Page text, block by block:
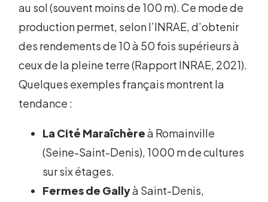
au sol (souvent moins de 100 m). Ce mode de
production permet, selon l’INRAE, d’obtenir
des rendements de 10 à 50 fois supérieurs à
ceux de la pleine terre (Rapport INRAE, 2021).
Quelques exemples français montrent la
tendance :
La Cité Maraîchèreà Romainville
(Seine-Saint-Denis), 1000 m de cultures
sur six étages.
Fermes de Gallyà Saint-Denis,